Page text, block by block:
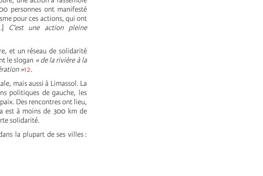
personnes ont manifesté
pour ces actions, qui ont
C’est une action pleine
et un réseau de solidarité
le slogan « de la rivière à la
»12.
mais aussi à Limassol. La
politiques de gauche, les
Des rencontres ont lieu,
est à moins de 300 km de
solidarité.
la plupart de ses villes :